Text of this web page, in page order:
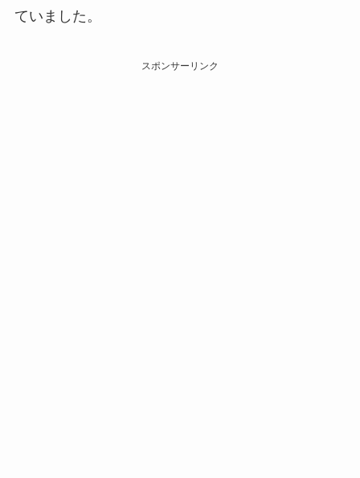
ていました。
スポンサーリンク